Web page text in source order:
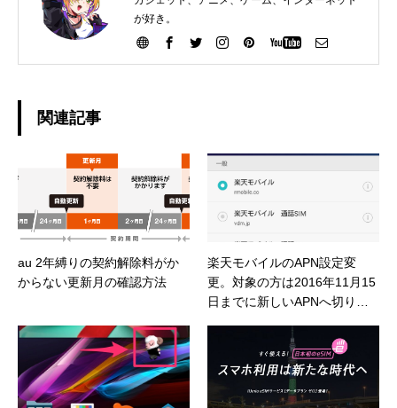
が好き。
関連記事
au 2年縛りの契約解除料がか
からない更新月の確認方法
楽天モバイルのAPN設定変
更。対象の方は2016年11月15
日までに新しいAPNへ切り替